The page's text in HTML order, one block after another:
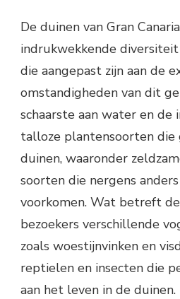
De duinen van Gran
indrukwekkende
die aangepast zijn aan de
omstandigheden van dit
schaarste aan water en de
talloze plantensoorten die
duinen, waaronder
soorten die nergens
voorkomen. Wat betreft
bezoekers verschillende
zoals woestijnvinken en
reptielen en insecten die
aan het leven in de duinen.